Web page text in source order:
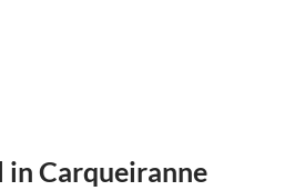
Carqueiranne